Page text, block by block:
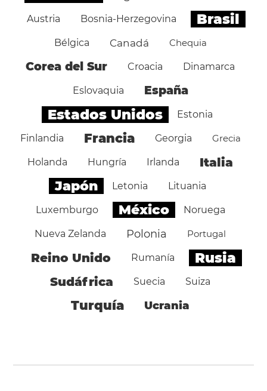
Austria Bosnia-Herzegovina Brasil
Bélgica Canadá Chequia
Corea del Sur Croacia Dinamarca
Eslovaquia España
Estados Unidos Estonia
Finlandia Francia Georgia Grecia
Holanda Hungría Irlanda Italia
Japón Letonia Lituania
Luxemburgo México Noruega
Nueva Zelanda Polonia Portugal
Reino Unido Rumanía Rusia
Sudáfrica Suecia Suiza
Turquía Ucrania